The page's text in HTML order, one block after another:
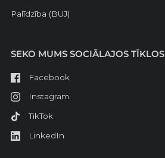
Palīdzība (BUJ)
SEKO MUMS SOCIĀLAJOS TĪKLOS
Facebook
Instagram
TikTok
LinkedIn